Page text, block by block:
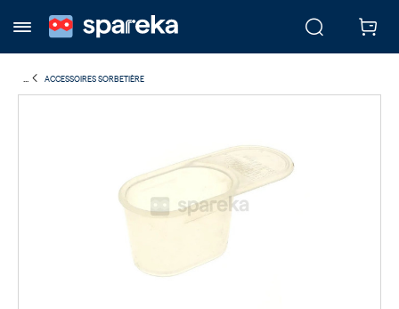
ACCESSOIRES SORBETIÈRE